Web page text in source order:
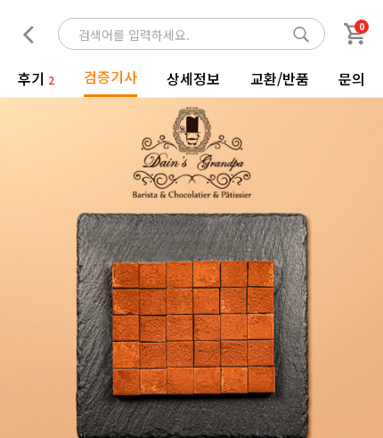
0
후기 2 검증기사 상세정보 교환/반품 문의